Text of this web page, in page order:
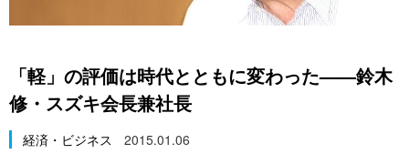
Español
国際
社会
アーカイブ
Japan Data
旅と暮らし
科学・技術
暮らし
「軽」の評価は時代とともに変わった——鈴木
修・スズキ会長兼社長
経済・ビジネス 2015.01.06